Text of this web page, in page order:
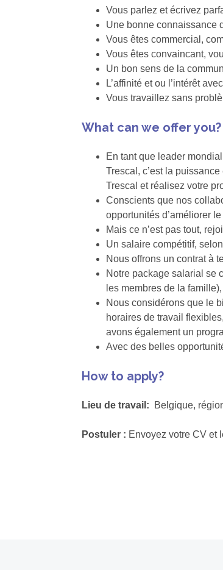
Vous parlez et écrivez
Une bonne connaissance
Vous êtes commercial,
Vous êtes convaincant,
Un bon sens de la
L’affinité et ou l’intérêt
Vous travaillez sans
What can we offer you?
En tant que leader
Trescal, c’est la
Trescal et réalisez votre
Conscients que nos
opportunités d’améliorer
Mais ce n’est pas tout,
Un salaire compétitif,
Nous offrons un contrat à
Notre package salarial se
les membres de la
Nous considérons que le
horaires de travail
avons également un
Avec des belles
How to apply?
Lieu de travail: Belgique,
Postuler : Envoyez votre CV et